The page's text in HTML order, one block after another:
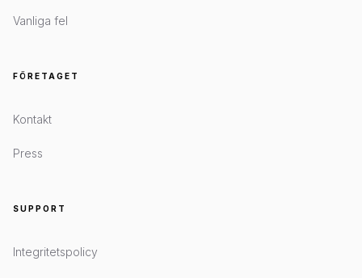
Vanliga fel
FÖRETAGET
Kontakt
Press
SUPPORT
Integritetspolicy